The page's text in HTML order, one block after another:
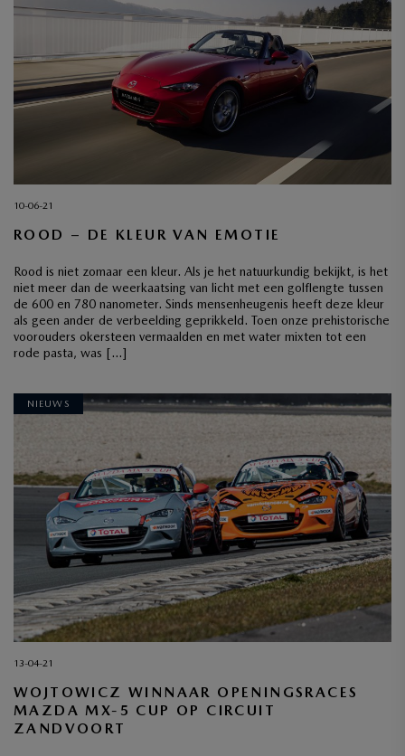
10-06-21
ROOD – DE KLEUR VAN EMOTIE
Rood is niet zomaar een kleur. Als je het natuurkundig bekijkt, is het
niet meer dan de weerkaatsing van licht met een golflengte tussen
de 600 en 780 nanometer. Sinds mensenheugenis heeft deze kleur
als geen ander de verbeelding geprikkeld. Toen onze prehistorische
voorouders okersteen vermaalden en met water mixten tot een
rode pasta, was […]
NIEUWS
13-04-21
WOJTOWICZ WINNAAR OPENINGSRACES
MAZDA MX-5 CUP OP CIRCUIT
ZANDVOORT